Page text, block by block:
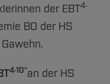
der EBT4-
BO der HS
4-10®an der HS